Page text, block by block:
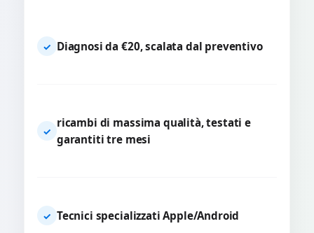
✓ Diagnosi da €20, scalata dal preventivo
✓
ricambi di massima qualità, testati e
garantiti tre mesi
✓ Tecnici specializzati Apple/Android